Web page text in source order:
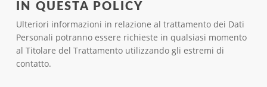
IN QUESTA POLICY
Ulteriori informazioni in relazione al trattamento dei Dati
Personali potranno essere richieste in qualsiasi momento
al Titolare del Trattamento utilizzando gli estremi di
contatto.